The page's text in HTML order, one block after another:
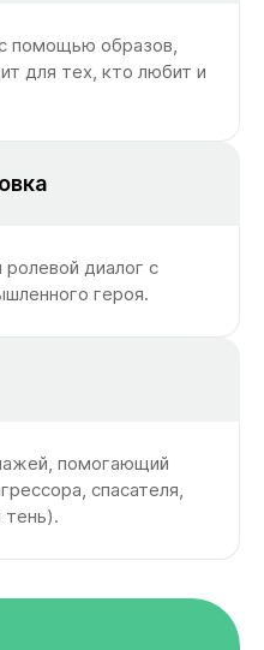
помощью образов,
для тех, кто любит и
ролевой диалог с
героя.
помогающий
спасателя,
тень).